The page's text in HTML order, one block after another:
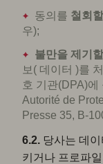
동의를 철회
우);
불만을 제기
보( 데이터 )를
호 기관(DPA)
Autorité de
Presse 35, B-
6.2. 당사는 데
키거나 프로파